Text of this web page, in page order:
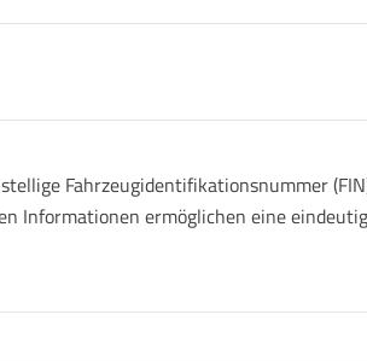
Fahrzeugidentifikationsnummer
Informationen ermöglichen eine